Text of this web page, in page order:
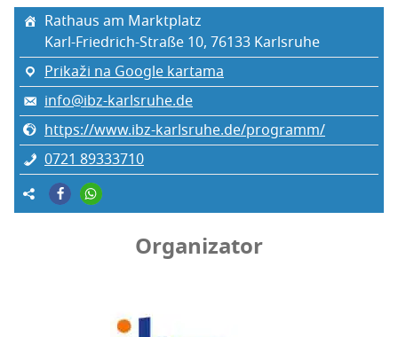
Rat­ha­us am Marktplatz
Karl-Fri­edrich-Straße 10, 76133 Kar­l­sru­he
Prikaži na Google kartama
info@ibz-karlsruhe.de
https://www.ibz-karlsruhe.de/programm/
0721 89333710
Organizator